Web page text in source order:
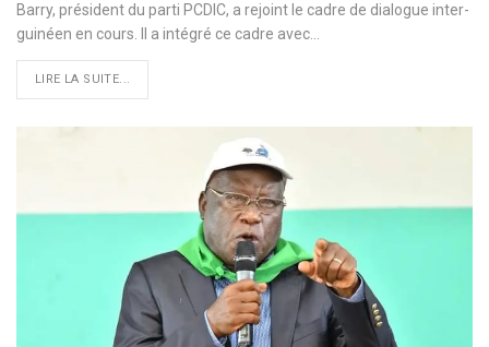
Barry, président du parti PCDIC, a rejoint le cadre de dialogue inter-
guinéen en cours. Il a intégré ce cadre avec…
LIRE LA SUITE...